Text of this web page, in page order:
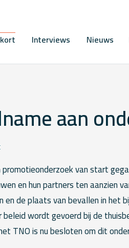
Interviews Nieuws
aan
van start
en hun partners ten aanzien
en de plaats van bevallen in het
wordt gevoerd bij de
TNO is nu besloten om dit